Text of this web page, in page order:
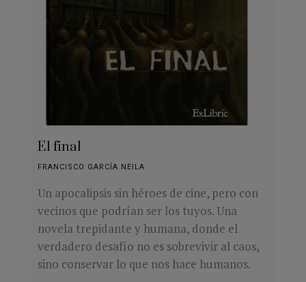
El final
FRANCISCO GARCÍA NEILA
Un apocalipsis sin héroes de cine, pero con
vecinos que podrían ser los tuyos. Una
novela trepidante y humana, donde el
verdadero desafío no es sobrevivir al caos,
sino conservar lo que nos hace humanos.